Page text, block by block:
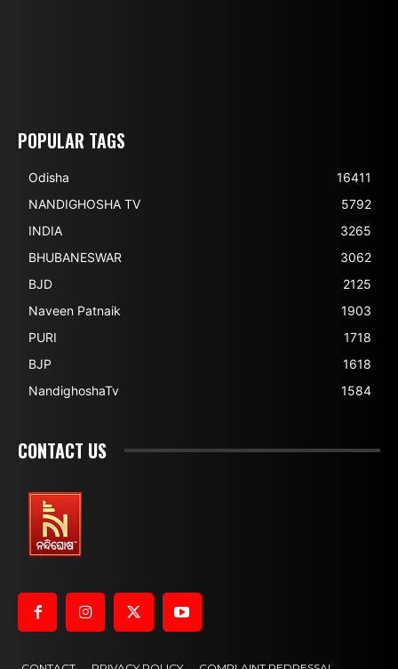
POPULAR TAGS
Odisha
16411
NANDIGHOSHA TV
5792
INDIA
3265
BHUBANESWAR
3062
BJD
2125
Naveen Patnaik
1903
PURI
1718
BJP
1618
NandighoshaTv
1584
CONTACT US